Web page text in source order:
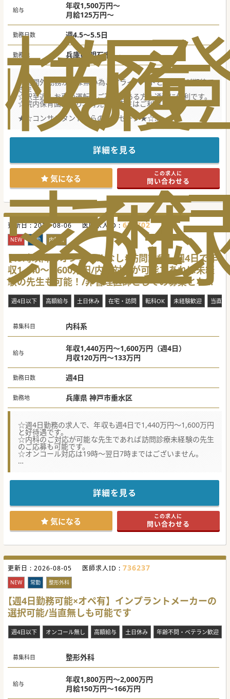
検
索
な
る
履
歴
給与
年収1,500万円～
月給125万円～
勤務日数 週4.5～5.5日
勤務地 兵庫県 明石市
☆時間外勤務がほぼ無い為、プライベートとの両立が期待で
きます
☆駅至近！お車の運転にご不安のある方も通勤に便利です。
☆院内保育園があり、育児中の先生はご利用頂けます
★☆コンサルタントからのメッセージ★☆
最寄駅から徒歩約2分のとても綺麗な病院です。
ワークライフバランスを充実させながら、
ご自身の裁量で勤務されたい先生にオススメの求人です。
是非お問い合わせください。
#秋入職可
詳細を見る
気になる この求人に
問い合わせる
更新日 :2026-08-06 医師求人ID : 670702
NEW 常勤 内科系
【19時以降のオンコールなし×訪問診療】週4日で年
収1,440～1,600万円/内科対応が可能であれば未経
験の先生も可能！/非管理医師としての募集となり
ます
週4日以下 高額給与 土日休み 在宅・訪問 転科OK 未経験歓迎 当直な
募集科目 内科系
給与
年収1,440万円～1,600万円（週4日）
月収120万円～133万円
勤務日数 週4日
勤務地 兵庫県 神戸市垂水区
☆週4日勤務の求人で、年収も週4日で1,440万円～1,600万円
と好待遇です。
☆内科のご対応が可能な先生であれば訪問診療未経験の先生
のご応募も可能です。
☆オンコール対応は19時～翌日7時まではございません。
全国にクリニックを経営している大きな法人ですので、
安心してご勤務をして頂くことが可能です。
ワークライフバランスを重視されている先生には非常におす
すめの求人となりますので、是非、ご応募ください。
詳細を見る
気になる この求人に
問い合わせる
更新日 : 2026-08-05 医師求人ID : 736237
NEW 常勤 整形外科
【週4日勤務可能×オペ有】インプラントメーカーの
選択可能/当直無しも可能です
週4日以下 オンコール無し 高額給与 土日休み 年齢不問・ベテラン歓迎
募集科目 整形外科
給与
年収1,800万円～2,000万円
月給150万円～166万円